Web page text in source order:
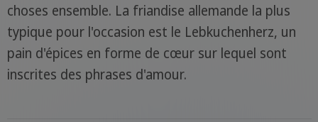
choses ensemble. La friandise allemande la plus
typique pour l'occasion est le Lebkuchenherz, un
pain d'épices en forme de cœur sur lequel sont
inscrites des phrases d'amour.